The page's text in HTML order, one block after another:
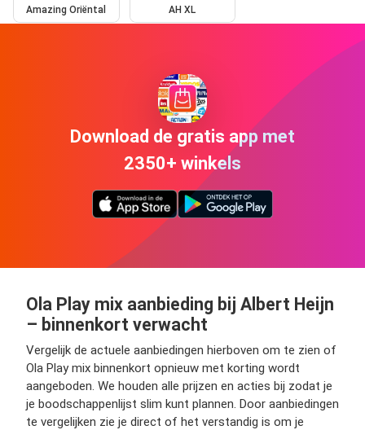
Amazing Oriëntal AH XL
Download de gratis app met
2350+ winkels
Ola Play mix aanbieding bij Albert Heijn
– binnenkort verwacht
Vergelijk de actuele aanbiedingen hierboven om te zien of
Ola Play mix binnenkort opnieuw met korting wordt
aangeboden. We houden alle prijzen en acties bij zodat je
je boodschappenlijst slim kunt plannen. Door aanbiedingen
te vergelijken zie je direct of het verstandig is om je